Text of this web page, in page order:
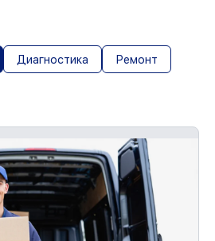
Диагностика Ремонт